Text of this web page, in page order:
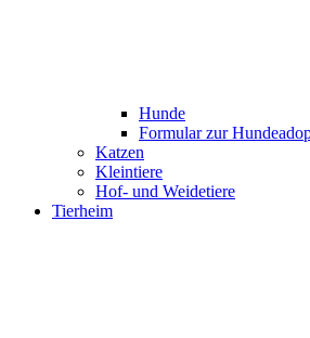
Hunde
Formular zur
Katzen
Kleintiere
Hof- und Weidetiere
Tierheim